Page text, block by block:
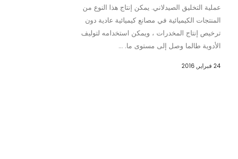
عملية التخليق الصيدلاني. يمكن إنتاج هذا النوع من
المنتجات الكيميائية في مصانع كيميائية عادية دون
ترخيص إنتاج المخدرات ، ويمكن استخدامه لتوليف
الأدوية طالما وصل إلى مستوى ما. ...
24 فبراير, 2016